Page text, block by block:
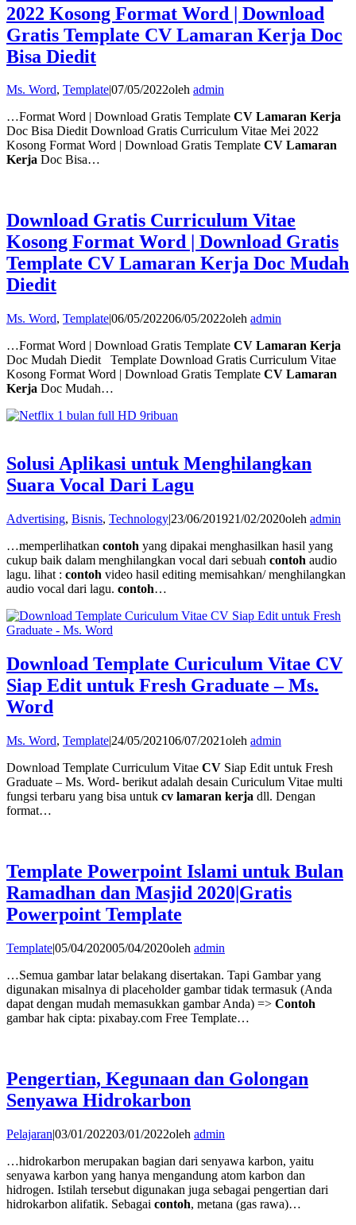
2022 Kosong Format Word | Download
Gratis Template CV Lamaran Kerja Doc
Bisa Diedit
Ms. Word, Template07/05/2022oleh admin
…Format Word | Download Gratis Template CV Lamaran Kerja
Doc Bisa Diedit Download Gratis Curriculum Vitae Mei 2022
Kosong Format Word | Download Gratis Template CV Lamaran
Kerja Doc Bisa…
Download Gratis Curriculum Vitae
Kosong Format Word | Download Gratis
Template CV Lamaran Kerja Doc Mudah
Diedit
Ms. Word, Template|06/05/202206/05/2022oleh admin
…Format Word | Download Gratis Template CV Lamaran Kerja
Doc Mudah Diedit Template Download Gratis Curriculum Vitae
Kosong Format Word | Download Gratis Template CV Lamaran
Kerja Doc Mudah…
Solusi Aplikasi untuk Menghilangkan
Suara Vocal Dari Lagu
Advertising, Bisnis, Technology|23/06/201921/02/2020oleh admin
…memperlihatkan contoh yang dipakai menghasilkan hasil yang
cukup baik dalam menghilangkan vocal dari sebuah contoh audio
lagu. lihat : contoh video hasil editing memisahkan/ menghilangkan
audio vocal dari lagu. contoh…
Download Template Curiculum Vitae CV
Siap Edit untuk Fresh Graduate – Ms.
Word
Ms. Word, Template|24/05/202106/07/2021oleh admin
Download Template Curriculum Vitae CV Siap Edit untuk Fresh
Graduate – Ms. Word- berikut adalah desain Curiculum Vitae multi
fungsi terbaru yang bisa untuk cv lamaran kerja dll. Dengan
format…
Template Powerpoint Islami untuk Bulan
Ramadhan dan Masjid 2020|Gratis
Powerpoint Template
Template|05/04/202005/04/2020oleh admin
…Semua gambar latar belakang disertakan. Tapi Gambar yang
digunakan misalnya di placeholder gambar tidak termasuk (Anda
dapat dengan mudah memasukkan gambar Anda) => Contoh
gambar hak cipta: pixabay.com Free Template…
Pengertian, Kegunaan dan Golongan
Senyawa Hidrokarbon
Pelajaran|03/01/202203/01/2022oleh admin
…hidrokarbon merupakan bagian dari senyawa karbon, yaitu
senyawa karbon yang hanya mengandung atom karbon dan
hidrogen. Istilah tersebut digunakan juga sebagai pengertian dari
hidrokarbon alifatik. Sebagai contoh, metana (gas rawa)…